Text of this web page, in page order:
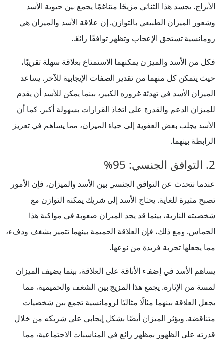
الأبراج. يجسد هذا الثنائي مزيجًا متناغمًا يجمع بين حيوية الأسد
وشعور الميزان الطبيعي بالتوازن. إن علاقة الأسد والميزان هي
رومانسية تستحق الإعجاب وتظهر توافقًا رائعًا.
فكل من الأسد والميزان يمكنهما الاستمتاع بعلاقة سهلة تقريبًا،
حيث يتمكن كل منهما من تقدير الصفات الإيجابية للآخر. يساعد
الميزان الأسد في تهدئة غروره الكبير، بينما يمكن للأسد أن يقدم
للميزان الدعم والقدرة على اتخاذ القرارات بسهولة أكبر. كما أن
الأسد يجلب بعض العفوية إلى حياة الميزان، مما يساهم في تعزيز
الرابطة بينهما.
2. التوافق الجنسي: 95%
عندما نتحدث عن التوافق الجنسي بين الأسد والميزان، فإن الأمور
تصبح مثيرة للغاية. يحتاج الأسد إلى شريك يمكنه التوازن مع
شخصيته النارية، بينما قد يجد الميزان صعوبة في مواكبة هذا
الحماس. ومع ذلك، فإن العلاقة الحميمة بينهما تتميز بشغف ودفء،
مما يجعلها تجربة فريدة من نوعها.
يساهم الأسد في إضفاء الأناقة على العلاقة، بينما يضيف الميزان
لمسة من الإثارة. يجمع هذا المزيج بين الشغف والحميمية، مما
يجعل العلاقة بينهما مثالًا مثاليًا لرومانسية تجمع بين شخصيات
متناقضة. ويؤثر الميزان أيضًا بشكل إيجابي على شريكه من خلال
قدرته على الظهور بمظهر رائع في المناسبات الاجتماعية، مما